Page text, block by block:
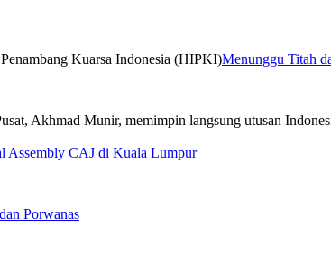
Menunggu Titah
Assembly CAJ di Kuala Lumpur
Porwanas